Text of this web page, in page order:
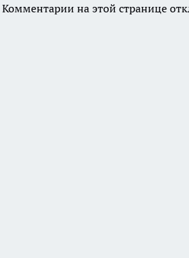
Комментарии на этой странице